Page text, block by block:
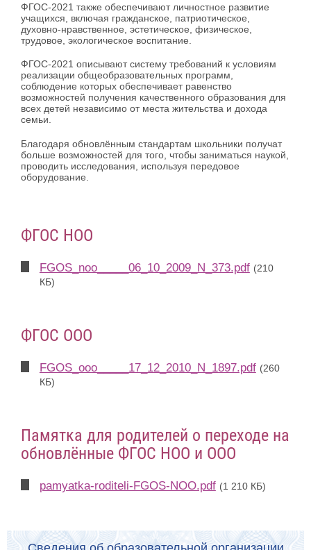
ФГОС-2021 также обеспечивают личностное развитие
учащихся, включая гражданское, патриотическое,
духовно-нравственное, эстетическое, физическое,
трудовое, экологическое воспитание.
ФГОС-2021 описывают систему требований к условиям
реализации общеобразовательных программ,
соблюдение которых обеспечивает равенство
возможностей получения качественного образования для
всех детей независимо от места жительства и дохода
семьи.
Благодаря обновлённым стандартам школьники получат
больше возможностей для того, чтобы заниматься наукой,
проводить исследования, используя передовое
оборудование.
ФГОС НОО
FGOS_noo_____06_10_2009_N_373.pdf (210
КБ)
ФГОС ООО
FGOS_ooo_____17_12_2010_N_1897.pdf (260
КБ)
Памятка для родителей о переходе на
обновлённые ФГОС НОО и ООО
pamyatka-roditeli-FGOS-NOO.pdf (1 210 КБ)